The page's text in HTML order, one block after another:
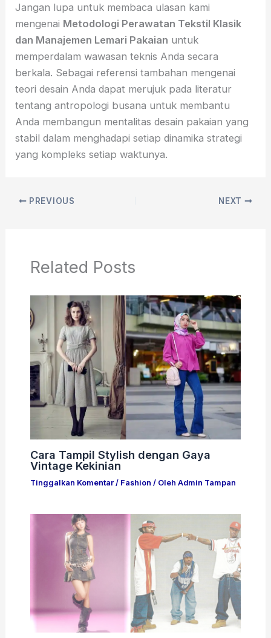
Jangan lupa untuk membaca ulasan kami
mengenai Metodologi Perawatan Tekstil Klasik
dan Manajemen Lemari Pakaian untuk
memperdalam wawasan teknis Anda secara
berkala. Sebagai referensi tambahan mengenai
teori desain Anda dapat merujuk pada literatur
tentang antropologi busana untuk membantu
Anda membangun mentalitas desain pakaian yang
stabil dalam menghadapi setiap dinamika strategi
yang kompleks setiap waktunya.
PREVIOUS NEXT
Related Posts
Cara Tampil Stylish dengan Gaya
Vintage Kekinian
Tinggalkan Komentar / Fashion / Oleh Admin Tampan